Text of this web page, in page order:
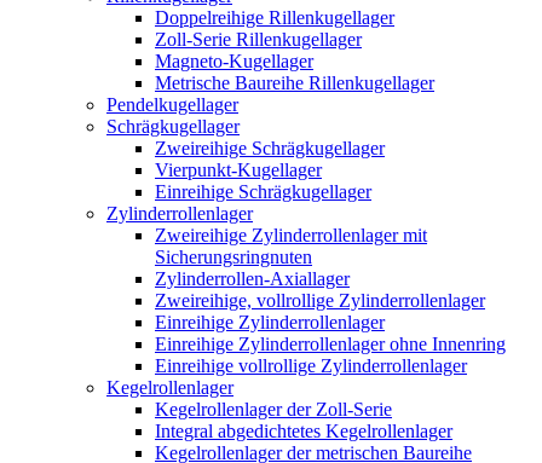
Doppelreihige Rillenkugellager
Zoll-Serie Rillenkugellager
Magneto-Kugellager
Metrische Baureihe Rillenkugellager
Pendelkugellager
Schrägkugellager
Zweireihige Schrägkugellager
Vierpunkt-Kugellager
Einreihige Schrägkugellager
Zylinderrollenlager
Zweireihige Zylinderrollenlager mit
Sicherungsringnuten
Zylinderrollen-Axiallager
Zweireihige, vollrollige Zylinderrollenlager
Einreihige Zylinderrollenlager
Einreihige Zylinderrollenlager ohne Innenring
Einreihige vollrollige Zylinderrollenlager
Kegelrollenlager
Kegelrollenlager der Zoll-Serie
Integral abgedichtetes Kegelrollenlager
Kegelrollenlager der metrischen Baureihe